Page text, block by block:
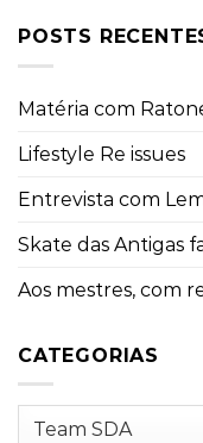
POSTS
Matéria com
Lifestyle Re issues
Entrevista com
Skate das Antigas
Aos mestres, com
CATEGORIAS
Categorias